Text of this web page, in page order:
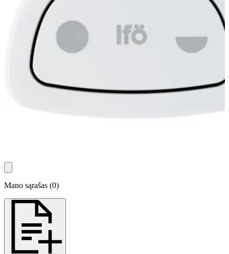
Mano sąrašas (0)